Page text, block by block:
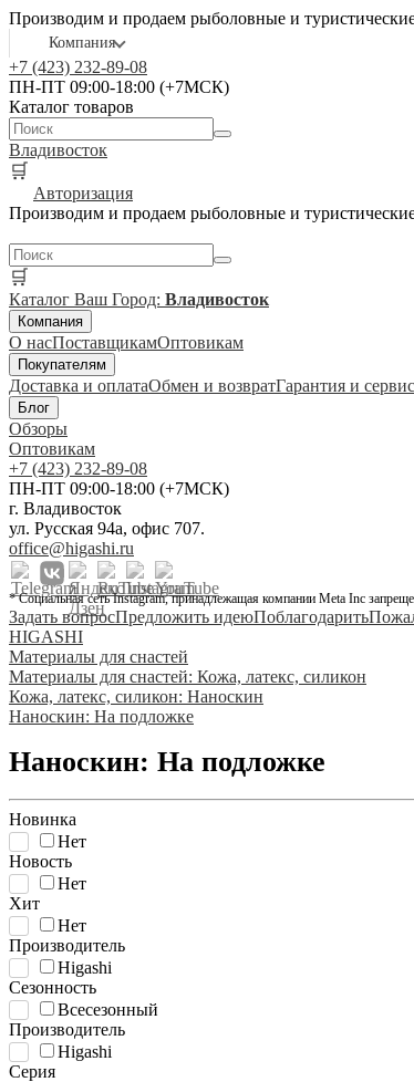
Производим и продаем рыболовные и
Компания
+7 (423) 232-89-08
ПН-ПТ 09:00-18:00 (+7МСК)
Каталог товаров
Владивосток
🛒
Авторизация
Производим и продаем рыболовные и
🛒
Каталог Ваш Город: Владивосток
Компания
О насПоставщикамОптовикам
Покупателям
Доставка и оплатаОбмен и возвратГарантия и сервис
Блог
Обзоры
Оптовикам
+7 (423) 232-89-08
ПН-ПТ 09:00-18:00 (+7МСК)
г. Владивосток
ул. Русская 94а, офис 707.
office@higashi.ru
* Социальная сеть Instagram, принадлежащая компании Meta Inc
Задать вопросПредложить идеюПоблагодарить
HIGASHI
Материалы для снастей
Материалы для снастей: Кожа, латекс, силикон
Кожа, латекс, силикон: Наноскин
Наноскин: На подложке
Наноскин: На подложке
Новинка
Нет
Новость
Нет
Хит
Нет
Производитель
Higashi
Сезонность
Всесезонный
Производитель
Higashi
Серия